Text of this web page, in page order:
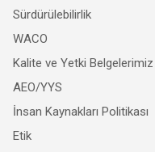
Sürdürülebilirlik
WACO
Kalite ve Yetki Belgelerimiz
AEO/YYS
İnsan Kaynakları Politikası
Etik